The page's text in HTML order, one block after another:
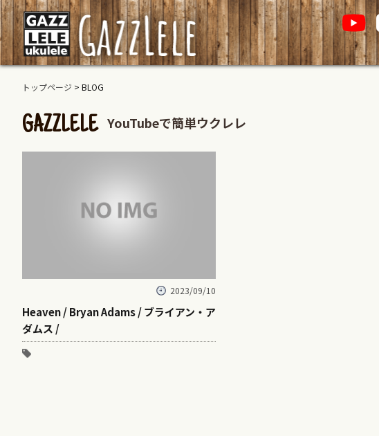
トップページ > BLOG
GAZZLELE YouTubeで簡単ウクレレ
2023/09/10
Heaven / Bryan Adams / ブライアン・ア
ダムス /